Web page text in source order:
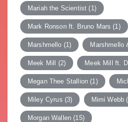
Mariah the Scientist (1)
Mark Ronson ft. Bruno Mars (1)
Marshmello (1) Marshmello
Meek Mill (2) Meek Mill ft.
Megan Thee Stallion (1)
Miley Cyrus (3) Mimi Webb
Morgan Wallen (15)